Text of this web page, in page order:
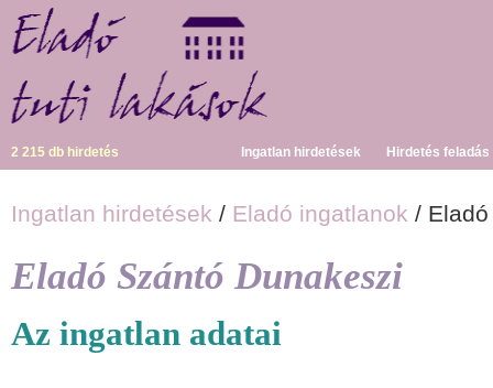
2 215 db hirdetés Ingatlan hirdetések Hirdetés feladás
Ingatlan hirdetések / Eladó ingatlanok /
Eladó Szántó Dunakeszi
Az ingatlan adatai